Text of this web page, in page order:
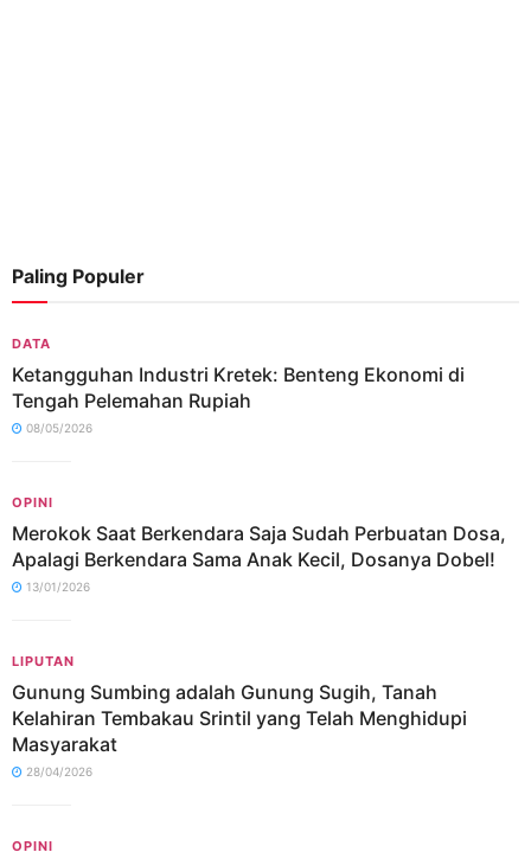
Paling Populer
DATA
Ketangguhan Industri Kretek: Benteng Ekonomi di
Tengah Pelemahan Rupiah
08/05/2026
OPINI
Merokok Saat Berkendara Saja Sudah Perbuatan Dosa,
Apalagi Berkendara Sama Anak Kecil, Dosanya Dobel!
13/01/2026
LIPUTAN
Gunung Sumbing adalah Gunung Sugih, Tanah
Kelahiran Tembakau Srintil yang Telah Menghidupi
Masyarakat
28/04/2026
OPINI